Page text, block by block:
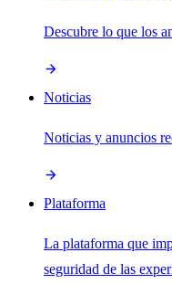
Descubre lo que los
Noticias
Noticias y anuncios
Plataforma
La plataforma que
seguridad de las